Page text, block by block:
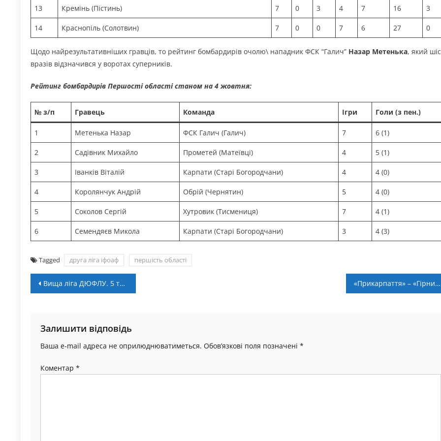
13 Кремінь (Пістинь) 7 0 3 4 7 16 3
14 Краснопіль (Солотвин) 7 0 0 7 6 27 0
Щодо найрезультативніших гравців, то рейтинг бомбардирів очолю\ нападник ФСК “Галич” Назар Метенька, який
вразів відзначився у воротах суперників.
Рейтинг бомбардирів Першості області станом на 4 жовтня:
№ з/п Гравець Команда Ігри Голи (з пен.)
1 Метенька Назар ФСК Галич (Галич) 7 6 (1)
2 Садівник Михайло Прометей (Матеївці) 4 5 (1)
3 Іванків Віталій Карпати (Старі Богородчани) 4 4 (0)
4 Королянчук Андрій Обрій (Чернятин) 5 4 (0)
5 Соколов Сергій Хутровик (Тисмениця) 7 4 (1)
6 Семендяєв Микола Карпати (Старі Богородчани) 3 4 (3)
Tagged друга ліга іфоаф першість області
Навігація
Вища ліга ДЮФЛУ. 5 тур: “Ліцей-Вікторія” здобула сім очок «Прикарпаття» – «Гірник-Спорт» – 0:1. Післямова
Залишити відповідь
Ваша e-mail адреса не оприлюднюватиметься. Обов’язкові поля позначені *
Коментар *